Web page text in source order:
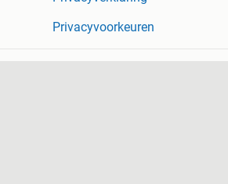
Privacyvoorkeuren